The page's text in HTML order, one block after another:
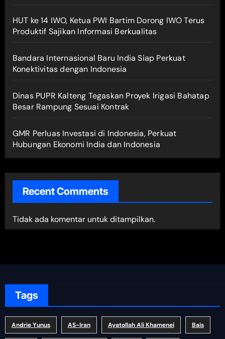
HUT ke 14 IWO, Ketua PWI Bartim Dorong IWO Terus
Produktif Sajikan Informasi Berkualitas
Bandara Internasional Baru India Siap Perkuat
Konektivitas dengan Indonesia
Dinas PUPR Kalteng Tegaskan Proyek Irigasi Bahatap
Besar Rampung Sesuai Kontrak
GMR Perluas Investasi di Indonesia, Perkuat
Hubungan Ekonomi India dan Indonesia
Recent Comments
Tidak ada komentar untuk ditampilkan.
Tags
Andrie Yunus AS-Iran Ayatollah Ali Khamenei Bais